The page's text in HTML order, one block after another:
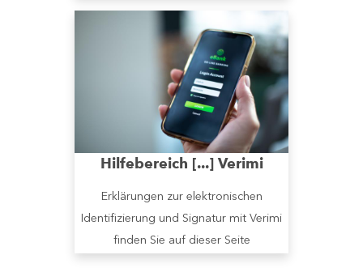
Hilfebereich [...] Verimi
Erklärungen zur elektronischen
Identifizierung und Signatur mit Verimi
finden Sie auf dieser Seite